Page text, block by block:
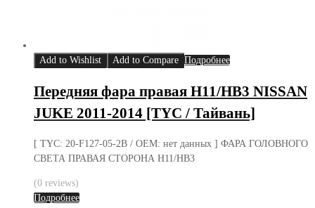
Add to Wishlist Add to Compare Подробнее
Передняя фара правая H11/HB3 NISSAN
JUKE 2011-2014 [TYC / Тайвань]
[ TYC: 20-F127-05-2B / OEM: нет данных ] ФАРА ГОЛОВНОГО
СВЕТА ПРАВАЯ СТОРОНА H11/HB3
(0 reviews)
Подробнее